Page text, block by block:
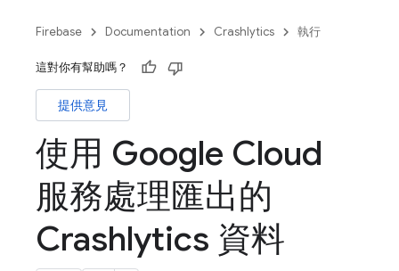
Firebase Documentation Crashlytics 執行
這對你有幫助嗎？
提供意見
使用 Google Cloud
服務處理匯出的
Crashlytics 資料